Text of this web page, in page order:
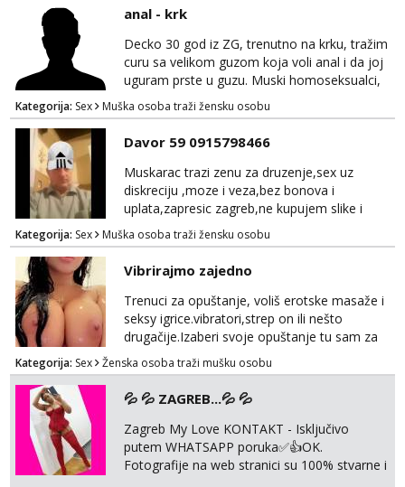
anal - krk
Decko 30 god iz ZG, trenutno na krku, tražim
curu sa velikom guzom koja voli anal i da joj
uguram prste u guzu. Muski homoseksualci,
parovi i transiči odjebite, ne zanimate me. Bilo
kakva placanja opcenito (gotovina) ili
unaprijed (aircash, paysafecard, bonovi) ne
dolaze u obzir. Javit se prvo porukom na
whatsapp 0958048882.
Kategorija: Sex Muška osoba traži žensku osobu
Davor 59 0915798466
Muskarac trazi zenu za druzenje,sex uz
diskreciju ,moze i veza,bez bonova i
uplata,zapresic zagreb,ne kupujem slike i
videa
Kategorija: Sex Muška osoba traži žensku osobu
Vibrirajmo zajedno
Trenuci za opuštanje, voliš erotske masaže i
seksy igrice.vibratori,strep on ili nešto
drugačije.Izaberi svoje opuštanje tu sam za
tebe.sve info na mob 095/762-8147
Kategorija: Sex Ženska osoba traži mušku osobu
💦 💦 ZAGREB...💦 💦
Zagreb My Love KONTAKT - Isključivo
putem WHATSAPP poruka✅️👍OK.
Fotografije na web stranici su 100% stvarne i